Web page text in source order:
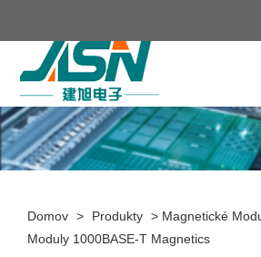
Domov > Produkty > Magnetické
Moduly 1000BASE-T Magnetics